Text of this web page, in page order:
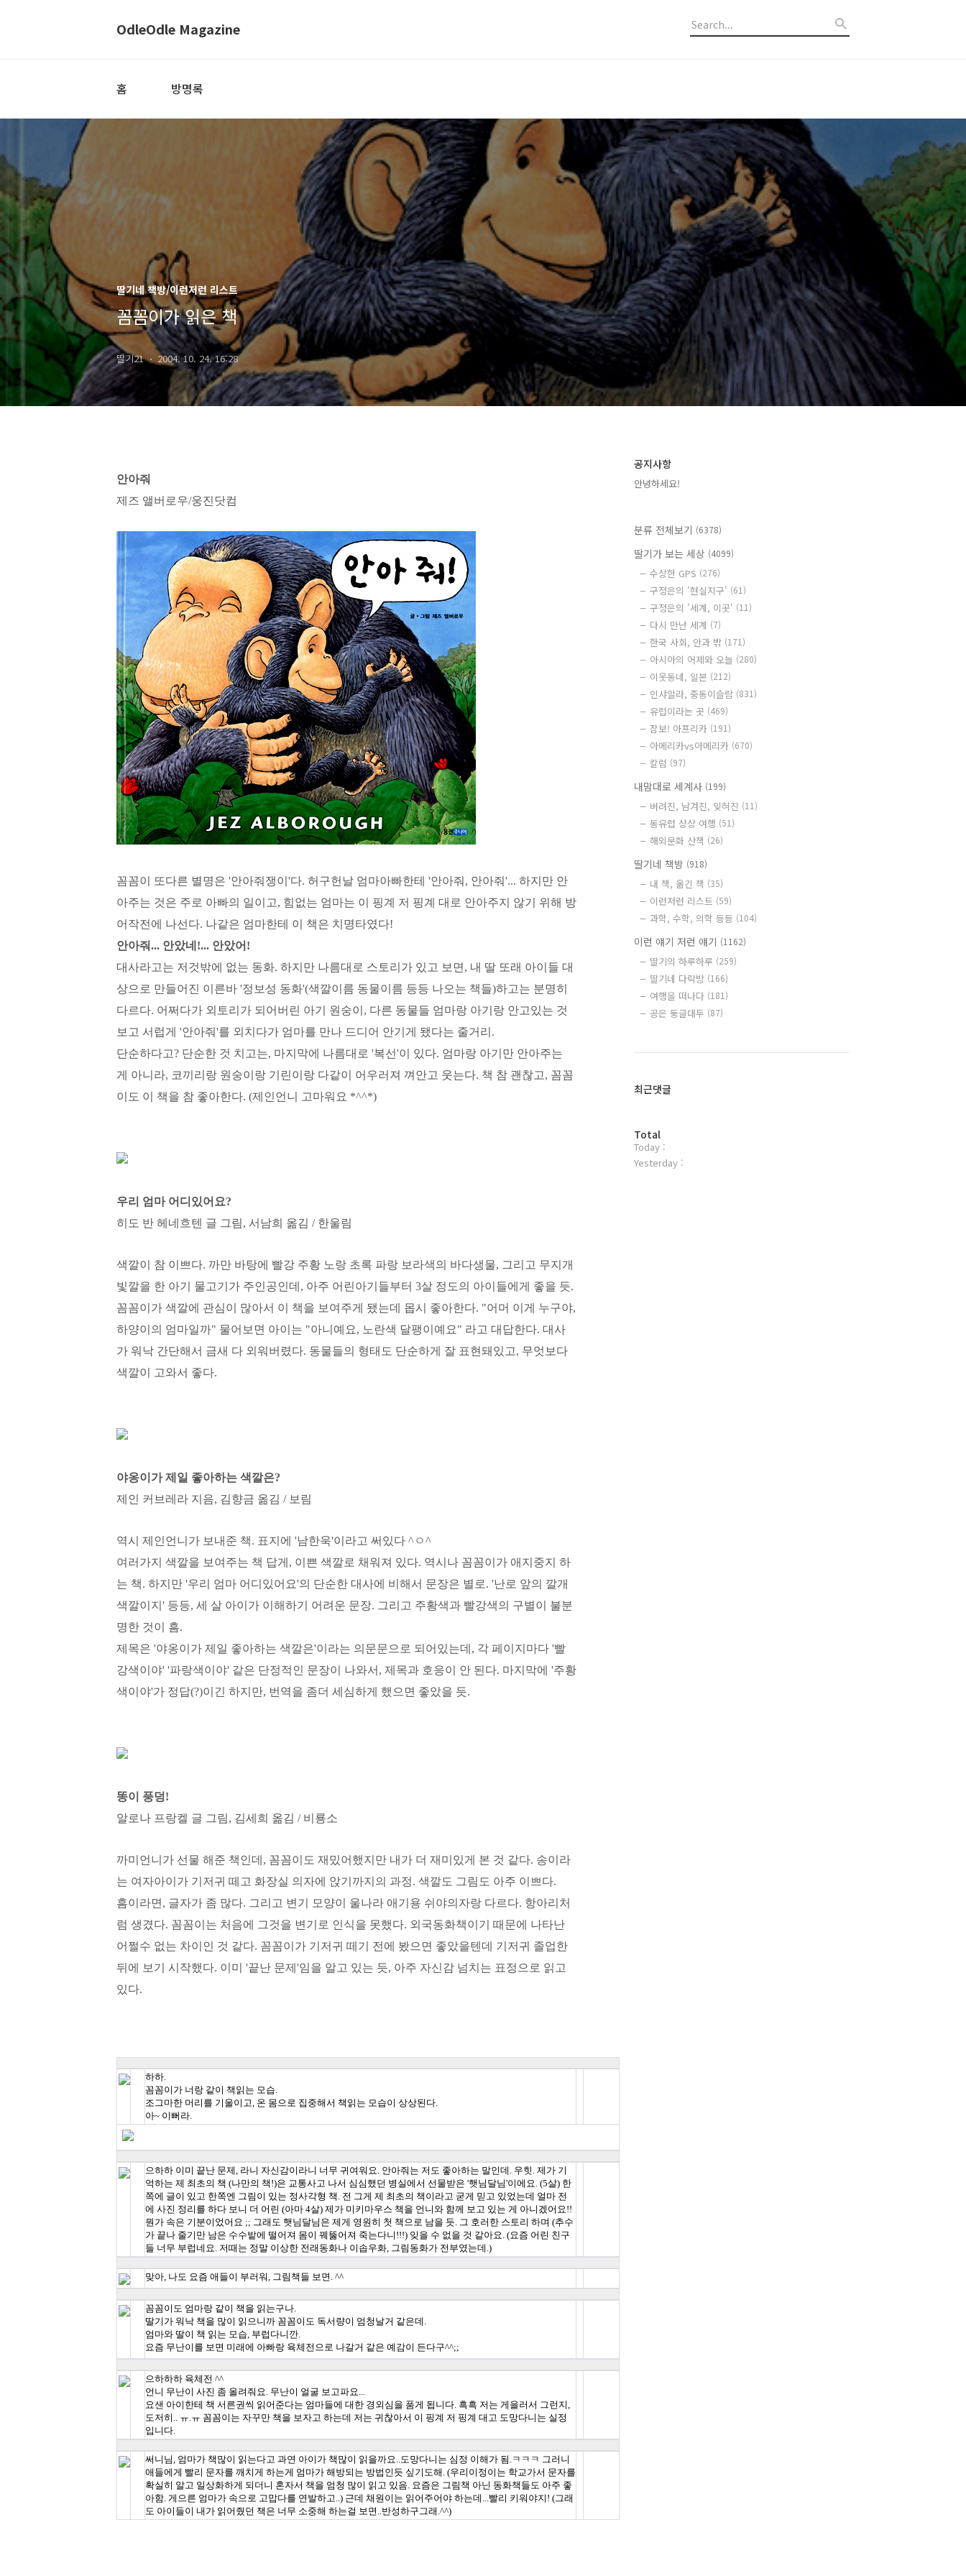
OdleOdle Magazine
홈 방명록
딸기네 책방/이런저런 리스트
꼼꼼이가 읽은 책
딸기21 2004. 10. 24. 16:28
안아줘
제즈 앨버로우/웅진닷컴
꼼꼼이 또다른 별명은 '안아줘쟁이'다. 허구헌날 엄마아빠한테 '안아줘, 안아줘'... 하지만 안
아주는 것은 주로 아빠의 일이고, 힘없는 엄마는 이 핑계 저 핑계 대로 안아주지 않기 위해 방
어작전에 나선다. 나같은 엄마한테 이 책은 치명타였다!
안아줘... 안았네!... 안았어!
대사라고는 저것밖에 없는 동화. 하지만 나름대로 스토리가 있고 보면, 내 딸 또래 아이들 대
상으로 만들어진 이른바 '정보성 동화'(색깔이름 동물이름 등등 나오는 책들)하고는 분명히
다르다. 어쩌다가 외토리가 되어버린 아기 원숭이, 다른 동물들 엄마랑 아기랑 안고있는 것
보고 서럽게 '안아줘'를 외치다가 엄마를 만나 드디어 안기게 됐다는 줄거리.
단순하다고? 단순한 것 치고는, 마지막에 나름대로 '복선'이 있다. 엄마랑 아기만 안아주는
게 아니라, 코끼리랑 원숭이랑 기린이랑 다같이 어우러져 껴안고 웃는다. 책 참 괜찮고, 꼼꼼
이도 이 책을 참 좋아한다. (제인언니 고마워요 *^^*)
우리 엄마 어디있어요?
히도 반 헤네흐텐 글 그림, 서남희 옮김 / 한울림
색깔이 참 이쁘다. 까만 바탕에 빨강 주황 노랑 초록 파랑 보라색의 바다생물, 그리고 무지개
빛깔을 한 아기 물고기가 주인공인데, 아주 어린아기들부터 3살 정도의 아이들에게 좋을 듯.
꼼꼼이가 색깔에 관심이 많아서 이 책을 보여주게 됐는데 몹시 좋아한다. "어머 이게 누구야,
하양이의 엄마일까" 물어보면 아이는 "아니예요, 노란색 달팽이예요" 라고 대답한다. 대사
가 워낙 간단해서 금새 다 외워버렸다. 동물들의 형태도 단순하게 잘 표현돼있고, 무엇보다
색깔이 고와서 좋다.
야옹이가 제일 좋아하는 색깔은?
제인 커브레라 지음, 김향금 옮김 / 보림
역시 제인언니가 보내준 책. 표지에 '남한욱'이라고 써있다 ^ㅇ^
여러가지 색깔을 보여주는 책 답게, 이쁜 색깔로 채워져 있다. 역시나 꼼꼼이가 애지중지 하
는 책. 하지만 '우리 엄마 어디있어요'의 단순한 대사에 비해서 문장은 별로. '난로 앞의 깔개
색깔이지' 등등, 세 살 아이가 이해하기 어려운 문장. 그리고 주황색과 빨강색의 구별이 불분
명한 것이 흠.
제목은 '야옹이가 제일 좋아하는 색깔은'이라는 의문문으로 되어있는데, 각 페이지마다 '빨
강색이야' '파랑색이야' 같은 단정적인 문장이 나와서, 제목과 호응이 안 된다. 마지막에 '주황
색이야'가 정답(?)이긴 하지만, 번역을 좀더 세심하게 했으면 좋았을 듯.
똥이 풍덩!
알로나 프랑켈 글 그림, 김세희 옮김 / 비룡소
까미언니가 선물 해준 책인데, 꼼꼼이도 재밌어했지만 내가 더 재미있게 본 것 같다. 송이라
는 여자아이가 기저귀 떼고 화장실 의자에 앉기까지의 과정. 색깔도 그림도 아주 이쁘다.
흠이라면, 글자가 좀 많다. 그리고 변기 모양이 울나라 애기용 쉬야의자랑 다르다. 항아리처
럼 생겼다. 꼼꼼이는 처음에 그것을 변기로 인식을 못했다. 외국동화책이기 때문에 나타난
어쩔수 없는 차이인 것 같다. 꼼꼼이가 기저귀 떼기 전에 봤으면 좋았을텐데 기저귀 졸업한
뒤에 보기 시작했다. 이미 '끝난 문제'임을 알고 있는 듯, 아주 자신감 넘치는 표정으로 읽고
있다.
하하.
꼼꼼이가 너랑 같이 책읽는 모습.
조그마한 머리를 기울이고, 온 몸으로 집중해서 책읽는 모습이 상상된다.
아~ 이뻐라.
으하하 이미 끝난 문제, 라니 자신감이라니 너무 귀여워요. 안아줘는 저도 좋아하는 말인데. 우힛. 제가 기
억하는 제 최초의 책 (나만의 책!)은 교통사고 나서 심심했던 병실에서 선물받은 '햇님달님'이에요. (5살) 한
쪽에 글이 있고 한쪽엔 그림이 있는 정사각형 책. 전 그게 제 최초의 책이라고 굳게 믿고 있었는데 얼마 전
에 사진 정리를 하다 보니 더 어린 (아마 4살) 제가 미키마우스 책을 언니와 함께 보고 있는 게 아니겠어요!!
뭔가 속은 기분이었어요 ;; 그래도 햇님달님은 제게 영원히 첫 책으로 남을 듯. 그 호러한 스토리 하며 (추수
가 끝나 줄기만 남은 수수밭에 떨어져 몸이 꿰뚫어져 죽는다니!!!) 잊을 수 없을 것 같아요. (요즘 어린 친구
들 너무 부럽네요. 저때는 정말 이상한 전래동화나 이솝우화, 그림동화가 전부였는데.)
맞아, 나도 요즘 애들이 부러워, 그림책들 보면. ^^
꼼꼼이도 엄마랑 같이 책을 읽는구나.
딸기가 워낙 책을 많이 읽으니까 꼼꼼이도 독서량이 엄청날거 같은데.
엄마와 딸이 책 읽는 모습, 부럽다니깐.
요즘 무난이를 보면 미래에 아빠랑 육체전으로 나갈거 같은 예감이 든다구^^;;
으하하하 육체전 ^^
언니 무난이 사진 좀 올려줘요. 무난이 얼굴 보고파요...
요샌 아이한테 책 서른권씩 읽어준다는 엄마들에 대한 경외심을 품게 됩니다. 흑흑 저는 게을러서 그런지,
도저히.. ㅠ.ㅠ 꼼꼼이는 자꾸만 책을 보자고 하는데 저는 귀찮아서 이 핑계 저 핑계 대고 도망다니는 실정
입니다.
써니님, 엄마가 책많이 읽는다고 과연 아이가 책많이 읽을까요..도망다니는 심정 이해가 됨.ㅋㅋㅋ 그러니
애들에게 빨리 문자를 깨치게 하는게 엄마가 해방되는 방법인듯 싶기도해. (우리이정이는 학교가서 문자를
확실히 알고 일상화하게 되더니 혼자서 책을 엄청 많이 읽고 있음. 요즘은 그림책 아닌 동화책들도 아주 좋
아함. 게으른 엄마가 속으로 고맙다를 연발하고..) 근데 채원이는 읽어주어야 하는데...빨리 키워야지! (그래
도 아이들이 내가 읽어줬던 책은 너무 소중해 하는걸 보면..반성하구그래.^^)
공지사항
안녕하세요!
분류 전체보기 (6378)
딸기가 보는 세상 (4099)
수상한 GPS (276)
구정은의 '현실지구' (61)
구정은의 '세계, 이곳' (11)
다시 만난 세계 (7)
한국 사회, 안과 밖 (171)
아시아의 어제와 오늘 (280)
이웃동네, 일본 (212)
인샤알라, 중동이슬람 (831)
유럽이라는 곳 (469)
잠보! 아프리카 (191)
아메리카vs아메리카 (670)
칼럼 (97)
내맘대로 세계사 (199)
버려진, 남겨진, 잊혀진 (11)
동유럽 상상 여행 (51)
해외문화 산책 (26)
딸기네 책방 (918)
내 책, 옮긴 책 (35)
이런저런 리스트 (59)
과학, 수학, 의학 등등 (104)
이런 얘기 저런 얘기 (1162)
딸기의 하루하루 (259)
딸기네 다락방 (166)
여행을 떠나다 (181)
공은 둥글대두 (87)
최근댓글
방
문
자
Total
Today :
Yesterday :